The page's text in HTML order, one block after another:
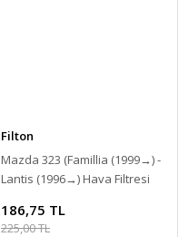
Filton
Mazda 323 (Famillia (1999→) -
Lantis (1996→) Hava Filtresi
186,75 TL
225,00 TL